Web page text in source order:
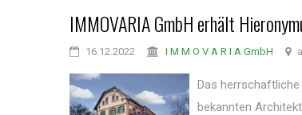
IMMOVARIA GmbH erhält
16.12.2022 I M M O V A R I A GmbH
Das
bekannten